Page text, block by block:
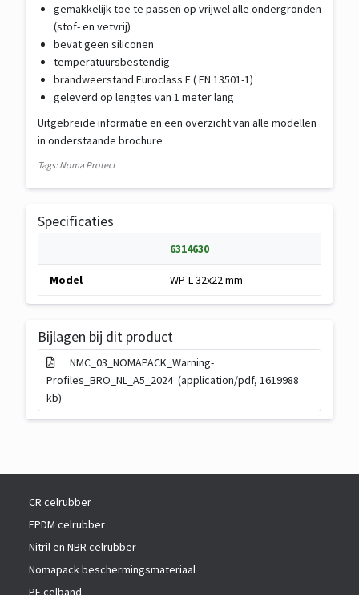
gemakkelijk toe te passen op vrijwel alle ondergronden
(stof- en vetvrij)
bevat geen siliconen
temperatuursbestendig
brandweerstand Euroclass E ( EN 13501-1)
geleverd op lengtes van 1 meter lang
Uitgebreide informatie en een overzicht van alle modellen
in onderstaande brochure
Tags: Noma Protect
Specificaties
Specificaties
Noma®
Warning
Profile
32x22
p
e
c
f
i
c
a
t
i
6314630
Model WP-L 32x22 mm
Bijlagen bij dit product
NMC_03_NOMAPACK_Warning-
Profiles_BRO_NL_A5_2024 (application/pdf, 1619988
kb)
CR celrubber
EPDM celrubber
Nitril en NBR celrubber
Nomapack beschermingsmateriaal
PE celband